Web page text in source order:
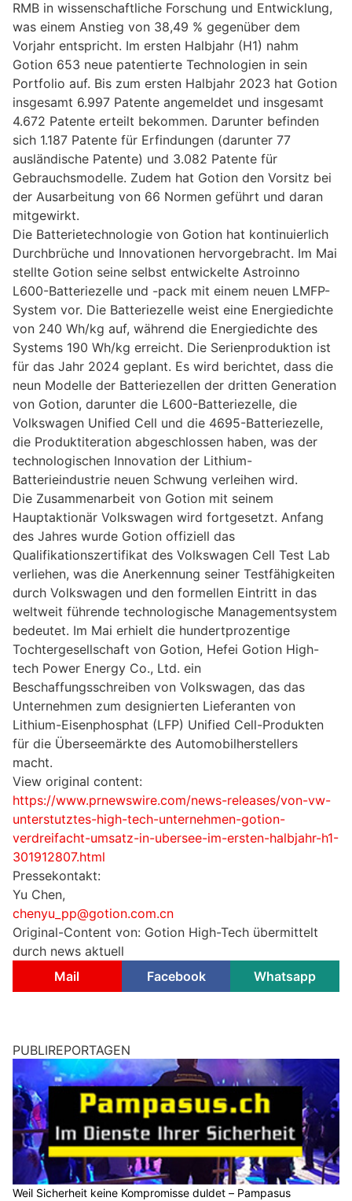
RMB in wissenschaftliche Forschung und Entwicklung,
was einem Anstieg von 38,49 % gegenüber dem
Vorjahr entspricht. Im ersten Halbjahr (H1) nahm
Gotion 653 neue patentierte Technologien in sein
Portfolio auf. Bis zum ersten Halbjahr 2023 hat Gotion
insgesamt 6.997 Patente angemeldet und insgesamt
4.672 Patente erteilt bekommen. Darunter befinden
sich 1.187 Patente für Erfindungen (darunter 77
ausländische Patente) und 3.082 Patente für
Gebrauchsmodelle. Zudem hat Gotion den Vorsitz bei
der Ausarbeitung von 66 Normen geführt und daran
mitgewirkt.
Die Batterietechnologie von Gotion hat kontinuierlich
Durchbrüche und Innovationen hervorgebracht. Im Mai
stellte Gotion seine selbst entwickelte Astroinno
L600-Batteriezelle und -pack mit einem neuen LMFP-
System vor. Die Batteriezelle weist eine Energiedichte
von 240 Wh/kg auf, während die Energiedichte des
Systems 190 Wh/kg erreicht. Die Serienproduktion ist
für das Jahr 2024 geplant. Es wird berichtet, dass die
neun Modelle der Batteriezellen der dritten Generation
von Gotion, darunter die L600-Batteriezelle, die
Volkswagen Unified Cell und die 4695-Batteriezelle,
die Produktiteration abgeschlossen haben, was der
technologischen Innovation der Lithium-
Batterieindustrie neuen Schwung verleihen wird.
Die Zusammenarbeit von Gotion mit seinem
Hauptaktionär Volkswagen wird fortgesetzt. Anfang
des Jahres wurde Gotion offiziell das
Qualifikationszertifikat des Volkswagen Cell Test Lab
verliehen, was die Anerkennung seiner Testfähigkeiten
durch Volkswagen und den formellen Eintritt in das
weltweit führende technologische Managementsystem
bedeutet. Im Mai erhielt die hundertprozentige
Tochtergesellschaft von Gotion, Hefei Gotion High-
tech Power Energy Co., Ltd. ein
Beschaffungsschreiben von Volkswagen, das das
Unternehmen zum designierten Lieferanten von
Lithium-Eisenphosphat (LFP) Unified Cell-Produkten
für die Überseemärkte des Automobilherstellers
macht.
View original content:
https://www.prnewswire.com/news-releases/von-vw-
unterstutztes-high-tech-unternehmen-gotion-
verdreifacht-umsatz-in-ubersee-im-ersten-halbjahr-h1-
301912807.html
Pressekontakt:
Yu Chen,
chenyu_pp@gotion.com.cn
Original-Content von: Gotion High-Tech übermittelt
durch news aktuell
Mail
Facebook Whatsapp
PUBLIREPORTAGEN
Weil Sicherheit keine Kompromisse duldet – Pampasus